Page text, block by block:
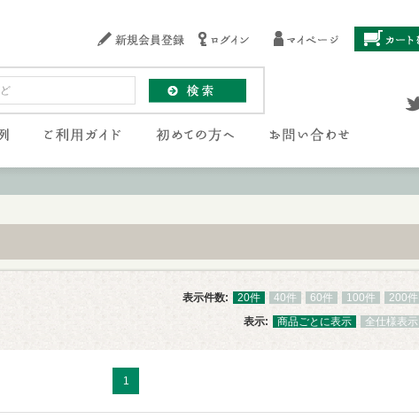
表示件数: 20件 40件 60件 100件
200件
表示:
商品ごとに表示 全仕様表示
1